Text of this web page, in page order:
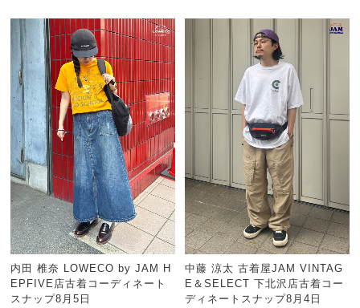
内田 椎奈 LOWECO by JAM H
EPFIVE店古着コーディネート
スナップ8月5日
中藤 涼太 古着屋JAM VINTAG
E＆SELECT 下北沢店古着コー
ディネートスナップ8月4日